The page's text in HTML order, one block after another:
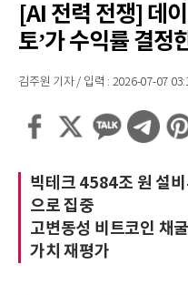
[AI 전력 전쟁] 데
토’가 수익률 결정
김주원 기자 / 입력 : 2026-07-07
빅테크 4584조 원 설
으로 집중
고변동성 비트코인 채
가치 재평가